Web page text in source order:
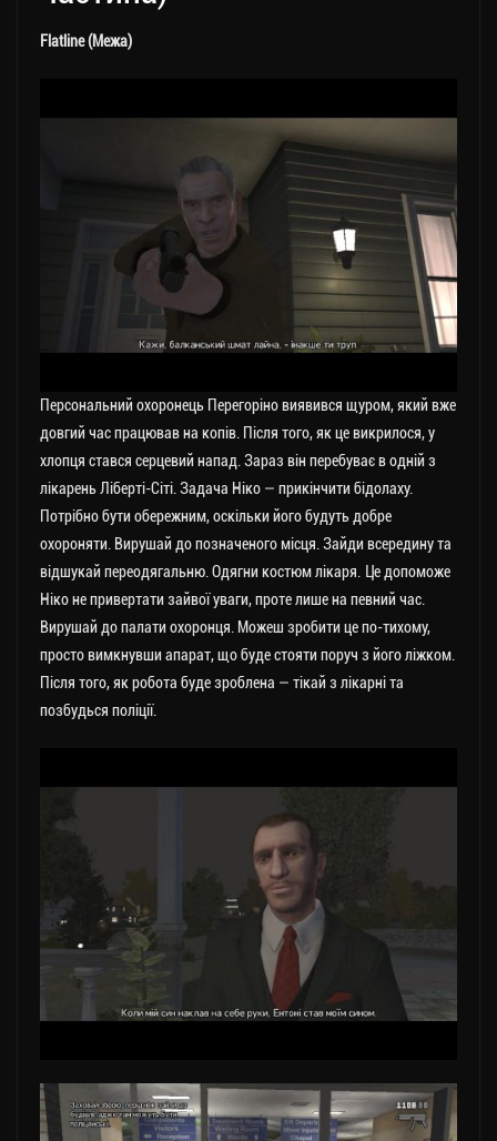
Flatline (Межа)
Персональний охоронець Перегоріно виявився щуром, який вже
довгий час працював на копів. Після того, як це викрилося, у
хлопця стався серцевий напад. Зараз він перебуває в одній з
лікарень Ліберті-Сіті. Задача Ніко — прикінчити бідолаху.
Потрібно бути обережним, оскільки його будуть добре
охороняти. Вирушай до позначеного місця. Зайди всередину та
відшукай переодягальню. Одягни костюм лікаря. Це допоможе
Ніко не привертати зайвої уваги, проте лише на певний час.
Вирушай до палати охоронця. Можеш зробити це по-тихому,
просто вимкнувши апарат, що буде стояти поруч з його ліжком.
Після того, як робота буде зроблена — тікай з лікарні та
позбудься поліції.